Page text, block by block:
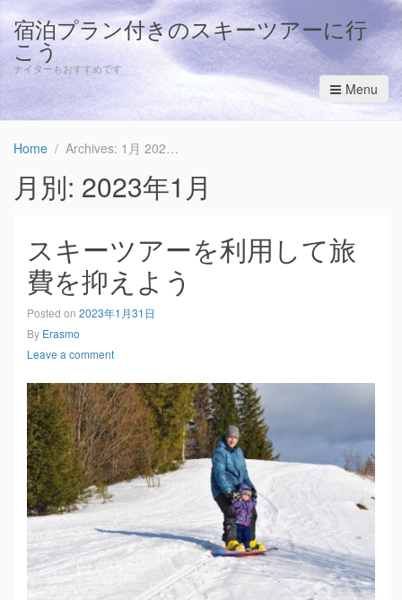
宿泊プラン付きのスキーツアーに行
こう
ナイターもおすすめです
Menu
Home Archives: 1月 2023
月別: 2023年1月
スキーツアーを利用して旅
費を抑えよう
Posted on 2023年1月31日
By Erasmo
Leave a comment